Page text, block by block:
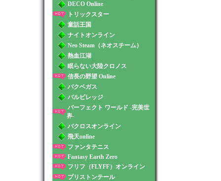
DECO Online
トリックスター
童話王国
ナイトオンライン
Neo Steam（ネオスチーム）
熱血江湖
眠らない大陸クロノス
信長の野望 Online
パクベガス
バルビレッジ
パーフェクト ワールド -完美世
界-
パクロスオンライン
飛天online
ファンタテニス
Fantasy Earth Zero
フリフ（FLYFF）オンライン
プリストンテール